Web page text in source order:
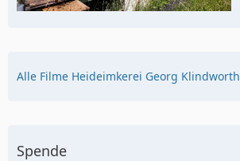
Alle Filme Heideimkerei Georg Klindworth
Spende